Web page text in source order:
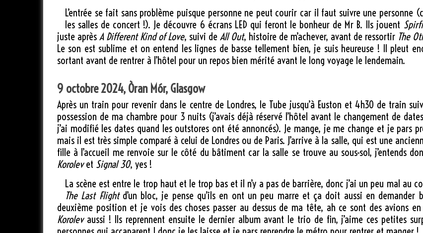
L’entrée se fait sans problème puisque personne ne peut courir car il faut suivre une personne
les salles de concert !). Je découvre 6 écrans LED qui feront le bonheur de Mr B. Ils jouent
juste après A Different Kind of Love, suivi de All Out, histoire de m’achever, avant de ressortir The
Le son est sublime et on entend les lignes de basse tellement bien, je suis heureuse ! Il pleut
sortant avant de rentrer à l’hôtel pour un repos bien mérité avant le long voyage le lendemain.
9 octobre 2024, Òran Mór, Glasgow
Après un train pour revenir dans le centre de Londres, le Tube jusqu’à Euston et 4h30 de train
possession de ma chambre pour 3 nuits (j’avais déjà réservé l’hôtel avant le changement de
j’ai modifié les dates quand les outstores ont été annoncés). Je mange, je me change et je pars
mais il est très simple comparé à celui de Londres ou de Paris. J’arrive à la salle, qui est une
fille à l’accueil me renvoie sur le côté du bâtiment car la salle se trouve au sous-sol, j’entends
Korolevet Signal 30, yes !
La scène est entre le trop haut et le trop bas et il n’y a pas de barrière, donc j’ai un peu mal au
The Last Flightd’un bloc, je pense qu’ils en ont un peu marre et ça doit aussi en demander
deuxième position et je vois des choses passer au dessus de ma tête, ah ce sont des avions
Korolevaussi ! Ils reprennent ensuite le dernier album avant le trio de fin, j’aime ces petites